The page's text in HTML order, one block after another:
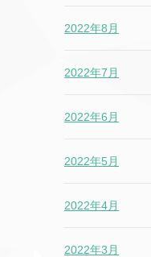
2022年8月
2022年7月
2022年6月
2022年5月
2022年4月
2022年3月